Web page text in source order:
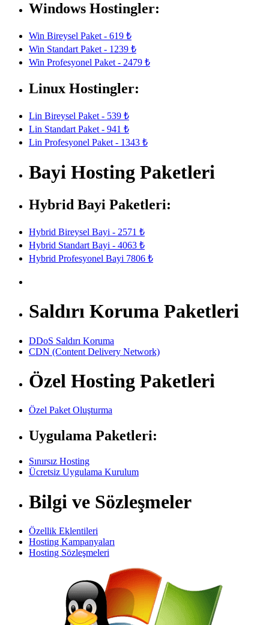
Windows Hostingler:
Win Bireysel Paket - 619 ₺
Win Standart Paket - 1239 ₺
Win Profesyonel Paket - 2479 ₺
Linux Hostingler:
Lin Bireysel Paket - 539 ₺
Lin Standart Paket - 941 ₺
Lin Profesyonel Paket - 1343 ₺
Bayi Hosting Paketleri
Hybrid Bayi Paketleri:
Hybrid Bireysel Bayi - 2571 ₺
Hybrid Standart Bayi - 4063 ₺
Hybrid Profesyonel Bayi 7806 ₺
Saldırı Koruma Paketleri
DDoS Saldırı Koruma
CDN (Content Delivery Network)
Özel Hosting Paketleri
Özel Paket Oluşturma
Uygulama Paketleri:
Sınırsız Hosting
Ücretsiz Uygulama Kurulum
Bilgi ve Sözleşmeler
Özellik Eklentileri
Hosting Kampanyaları
Hosting Sözleşmeleri